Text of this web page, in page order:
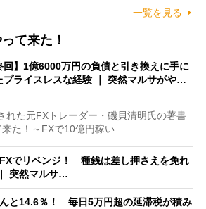
一覧を見る
て来た！
回】1億6000万円の負債と引き換えに手に
プライスレスな経験 ｜ 突然マルサがや…
た元FXトレーダー・磯貝清明氏の著書
来た！～FXで10億円稼い…
FXでリベンジ！ 種銭は差し押さえを免れ
突然マルサ…
んと14.6％！ 毎日5万円超の延滞税が積み